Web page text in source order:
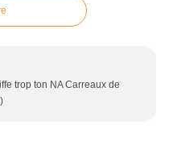
trop ton NA Carreaux de